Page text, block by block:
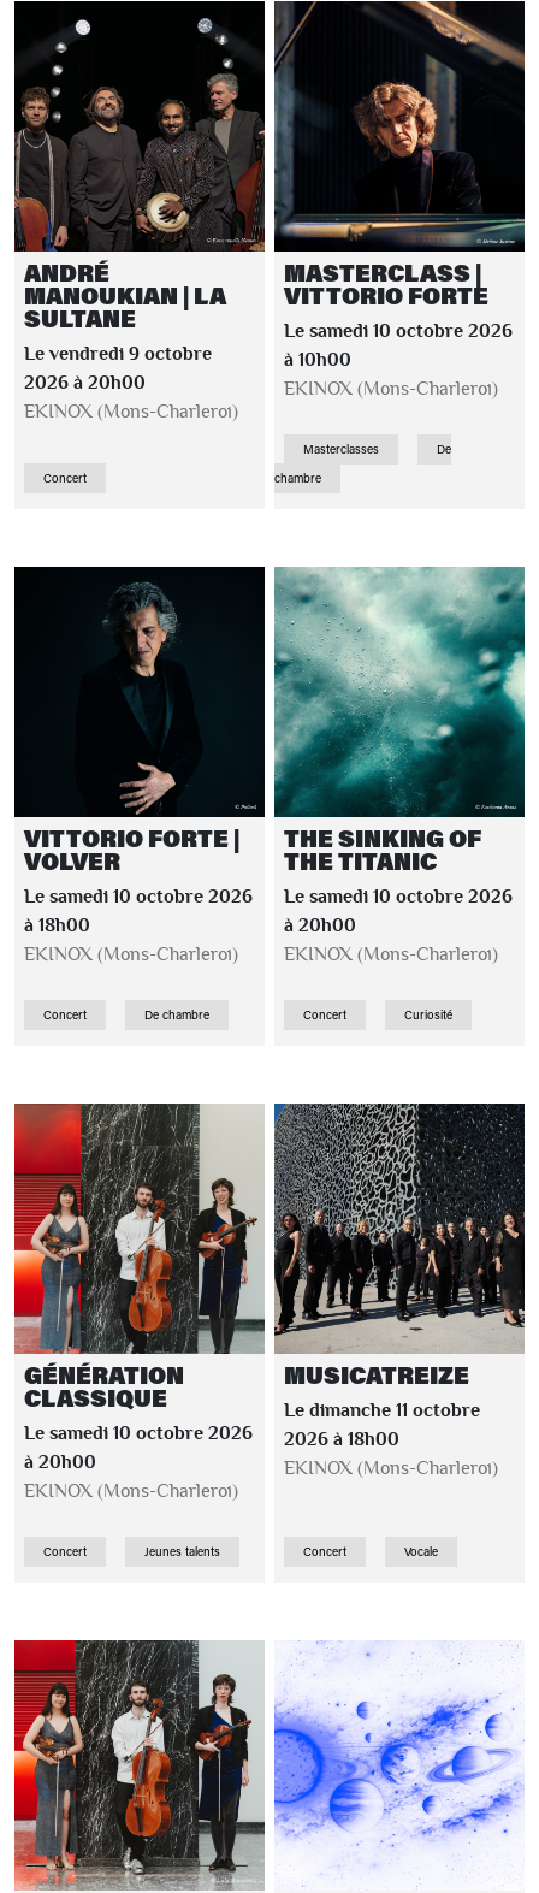
ANDRÉ
MANOUKIAN | LA
SULTANE
Le vendredi 9 octobre
2026 à 20h00
EKINOX (Mons-Charleroi)
Concert
MASTERCLASS |
VITTORIO FORTE
Le samedi 10 octobre 2026
à 10h00
EKINOX (Mons-Charleroi)
Masterclasses
De
chambre
VITTORIO FORTE |
VOLVER
Le samedi 10 octobre 2026
à 18h00
EKINOX (Mons-Charleroi)
Concert De chambre
THE SINKING OF
THE TITANIC
Le samedi 10 octobre 2026
à 20h00
EKINOX (Mons-Charleroi)
Concert Curiosité
GÉNÉRATION
CLASSIQUE
Le samedi 10 octobre 2026
à 20h00
EKINOX (Mons-Charleroi)
Concert Jeunes talents
MUSICATREIZE
Le dimanche 11 octobre
2026 à 18h00
EKINOX (Mons-Charleroi)
Concert Vocale